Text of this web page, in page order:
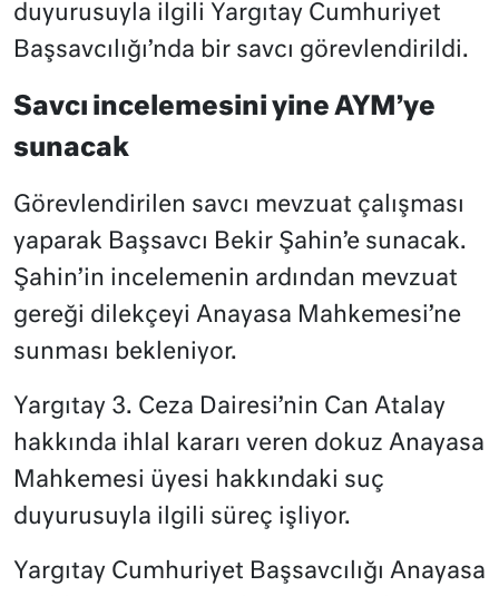
duyurusuyla ilgili Yargıtay Cumhuriyet
Başsavcılığı’nda bir savcı görevlendirildi.
Savcı incelemesini yine AYM’ye
sunacak
Görevlendirilen savcı mevzuat çalışması
yaparak Başsavcı Bekir Şahin’e sunacak.
Şahin’in incelemenin ardından mevzuat
gereği dilekçeyi Anayasa Mahkemesi’ne
sunması bekleniyor.
Yargıtay 3. Ceza Dairesi’nin Can Atalay
hakkında ihlal kararı veren dokuz Anayasa
Mahkemesi üyesi hakkındaki suç
duyurusuyla ilgili süreç işliyor.
Yargıtay Cumhuriyet Başsavcılığı Anayasa